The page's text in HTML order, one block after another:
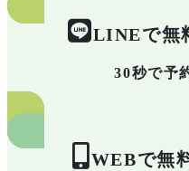
LINEで無
30秒で予
WEBで無